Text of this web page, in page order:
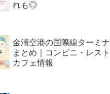
れも◎
金浦空港の国際線ターミ
まとめ｜コンビニ・レスト
カフェ情報